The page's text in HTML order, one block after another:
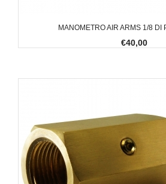
MANOMETRO AIR ARMS 1/8 DI
€40,00